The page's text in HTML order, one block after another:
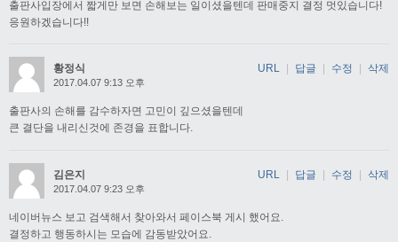
출판사입장에서 짧게만 보면 손해보는 일이셨을텐데 판매중지 결정 멋있습니다!
응원하겠습니다!!
황정식
2017.04.07 9:13 오후
출판사의 손해를 감수하자면 고민이 깊으셨을텐데
큰 결단을 내리신것에 존경을 표합니다.
URL 답글 수정 삭제
김은지
2017.04.07 9:23 오후
네이버뉴스 보고 검색해서 찾아와서 페이스북 게시 했어요.
결정하고 행동하시는 모습에 감동받았어요.
URL 답글 수정 삭제